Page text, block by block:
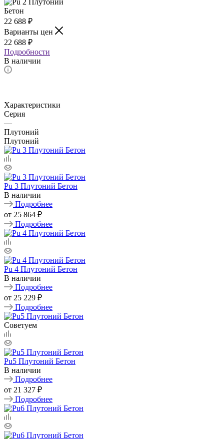
22 688 ₽
Варианты цен
22 688 ₽
Подробности
В наличии
Характеристики
Серия
—
Плутоний
Плутоний
Pu 3 Плутоний Бетон
В наличии
Подробнее
от 25 864 ₽
Подробнее
Pu 4 Плутоний Бетон
В наличии
Подробнее
от 25 229 ₽
Подробнее
Советуем
Pu5 Плутоний Бетон
В наличии
Подробнее
от 21 327 ₽
Подробнее